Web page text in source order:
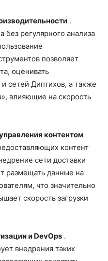
.
регулярного анализа
позволяет
оценивать
сетей Диптихов, а также
влияющие на скорость
контентом
контент
сети доставки
размещать данные на
что значительно
скорость загрузки
и DevOps .
внедрения таких